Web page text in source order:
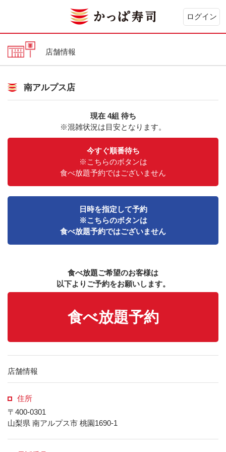
ログイン
店舗情報
南アルプス店
現在 4組 待ち
※混雑状況は目安となります。
今すぐ順番待ち
※こちらのボタンは
食べ放題予約ではございません
日時を指定して予約
※こちらのボタンは
食べ放題予約ではございません
食べ放題ご希望のお客様は
以下よりご予約をお願いします。
食べ放題予約
店舗情報
住所
〒400-0301
山梨県 南アルプス市 桃園1690-1